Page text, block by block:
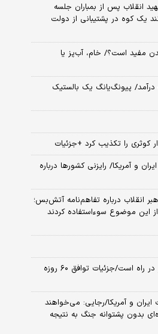
انقلاب پس از بمباران جلسه
یک کوه در پشتیبانی از دولت
مفید است؟/ خام، آب‌پز یا
پیونگ‌یانگ یک بالستیک
کوثری را تکذیب کرد +جزئیات
و آمریکا/ رایزنی کشورها درباره
انقلاب درباره تفاهم‌نامه آتش‌بس؛
از این موضوع سوءاستفاده کردند
العربیه: توافق بازگشایی تنگه هرمز در راه است/جزئیات توافق ۶۰ روزه
و آمریکا/رجایی: می‌خواهند
بدون پشتوانه جنگ به نتیجه